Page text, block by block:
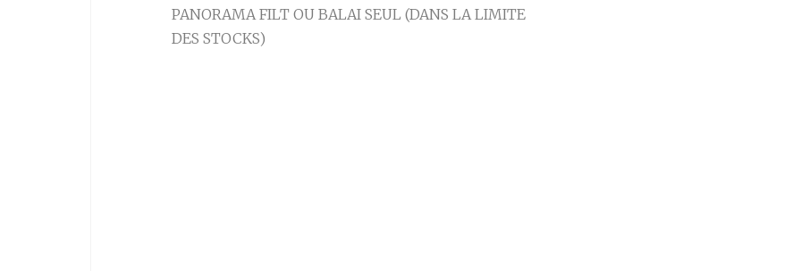
PANORAMA FILT OU BALAI SEUL (DANS LA LIMITE
DES STOCKS)